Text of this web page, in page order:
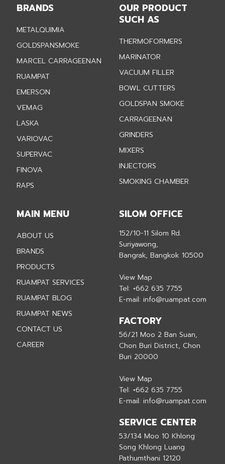
BRANDS
METALQUIMIA
GOLDSPANSMOKE
MARCEL CARRAGEENAN
RUAMPAT
EMERSON
VEMAG
LASKA
VARIOVAC
SUPERVAC
FINOVA
RAPS
OUR PRODUCT
SUCH AS
THERMOFORMERS
MARINATOR
VACUUM FILLER
BOWL CUTTERS
GOLDSPAN SMOKE
CARRAGEENAN
GRINDERS
MIXERS
INJECTORS
SMOKING CHAMBER
MAIN MENU
ABOUT US
BRANDS
PRODUCTS
RUAMPAT SERVICES
RUAMPAT BLOG
RUAMPAT NEWS
CONTACT US
CAREER
SILOM OFFICE
152/10-11 Silom Rd.
Suriyawong,
Bangrak, Bangkok 10500
View Map
Tel: +662 635 7755
E-mail:info@ruampat.com
FACTORY
56/21 Moo 2 Ban Suan,
Chon Buri District, Chon
Buri 20000
View Map
Tel: +662 635 7755
E-mail:info@ruampat.com
SERVICE CENTER
53/134 Moo 10 Khlong
Song Khlong Luang
Pathumthani 12120